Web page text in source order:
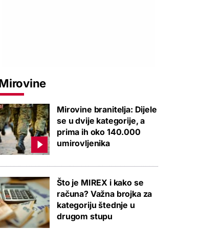
Mirovine branitelja: Dijele
se u dvije kategorije, a
prima ih oko 140.000
umirovljenika
Što je MIREX i kako se
računa? Važna brojka za
kategoriju štednje u
drugom stupu